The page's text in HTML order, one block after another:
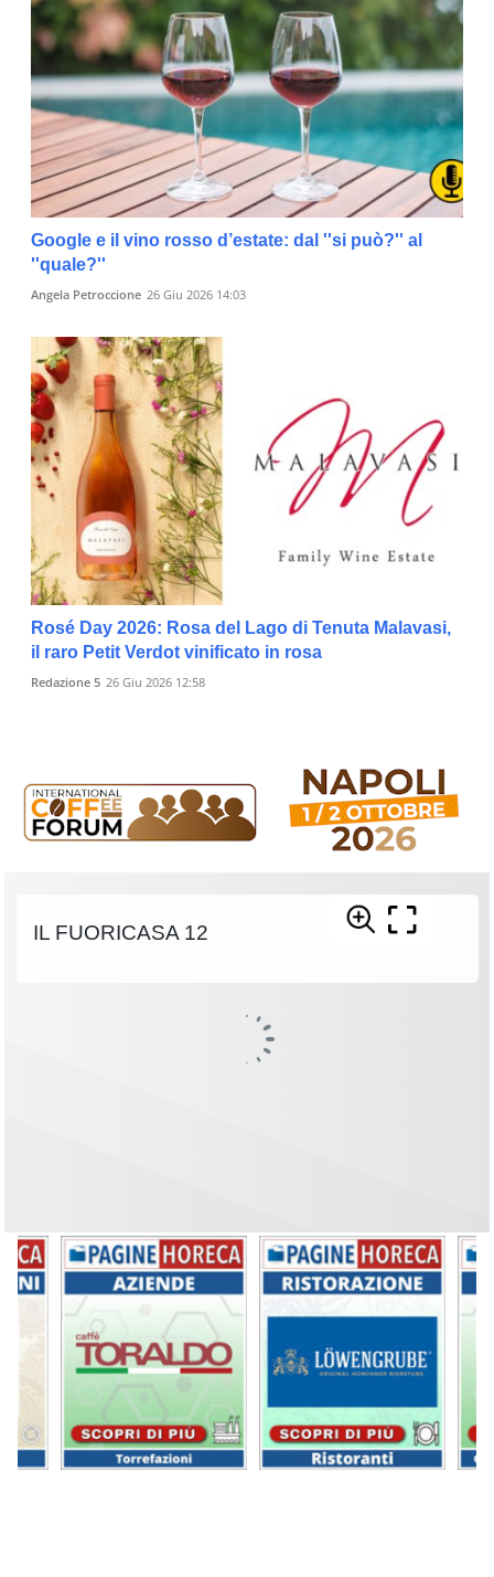
Google e il vino rosso d’estate: dal ''si può?'' al
''quale?''
Angela Petroccione 26 Giu 2026 14:03
Rosé Day 2026: Rosa del Lago di Tenuta Malavasi,
il raro Petit Verdot vinificato in rosa
Redazione 5 26 Giu 2026 12:58